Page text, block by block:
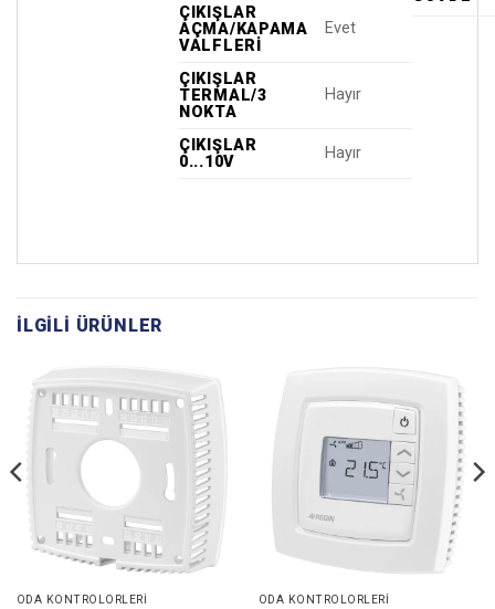
ÇIKIŞLAR
AÇMA/KAPAMA
VALFLERI
Evet
ÇIKIŞLAR
TERMAL/3
NOKTA
Hayır
ÇIKIŞLAR
0...10V
Hayır
İLGILI ÜRÜNLER
ODA KONTROLÖRLERI ODA KONTROLÖRLERI